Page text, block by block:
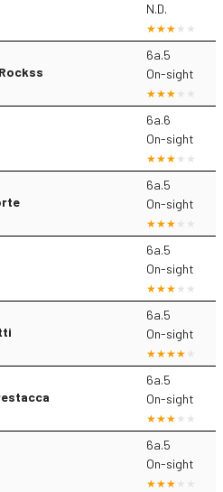
N.D.
6a.5
On-sight
6a.6
On-sight
6a.5
On-sight
6a.5
On-sight
6a.5
On-sight
6a.5
On-sight
6a.5
On-sight